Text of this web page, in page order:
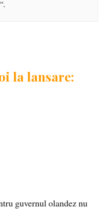
la lansare:
guvernul olandez nu